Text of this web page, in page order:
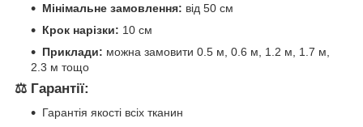
Мінімальне замовлення: від 50 см
Крок нарізки: 10 см
Приклади: можна замовити 0.5 м, 0.6 м, 1.2 м, 1.7 м,
2.3 м тощо
⚖️ Гарантії:
Гарантія якості всіх тканин